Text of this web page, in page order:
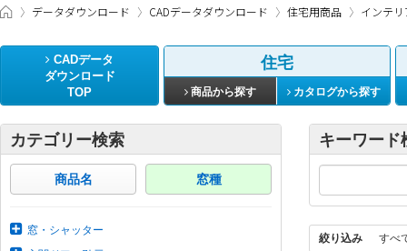
ビジネスのお客様 HOME
データダウンロード CADデータダウンロード 住宅用商品 インテ
CADデータ
ダウンロード
TOP
住宅
商品から探す カタログから探す
カテゴリー検索
商品名 窓種
窓・シャッター
キーワード
絞り込み すべ